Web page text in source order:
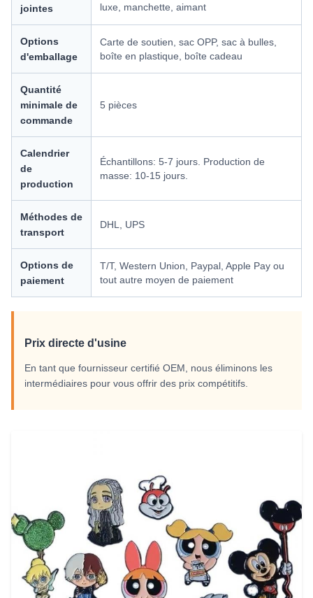
jointes
luxe, manchette, aimant
Options
d'emballage
Carte de soutien, sac OPP, sac à bulles,
boîte en plastique, boîte cadeau
Quantité
minimale de
commande
5 pièces
Calendrier
de
production
Échantillons: 5-7 jours. Production de
masse: 10-15 jours.
Méthodes de
transport
DHL, UPS
Options de
paiement
T/T, Western Union, Paypal, Apple Pay ou
tout autre moyen de paiement
Prix directe d'usine
En tant que fournisseur certifié OEM, nous éliminons les
intermédiaires pour vous offrir des prix compétitifs.